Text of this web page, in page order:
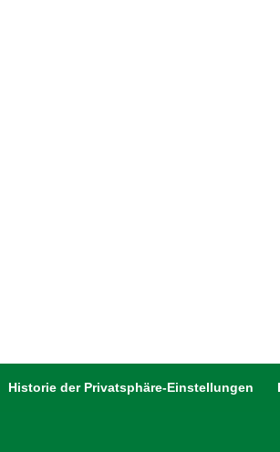
Historie der Privatsphäre-Einstellungen